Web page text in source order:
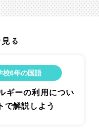
る
校6年の国語
ギーの利用につい
で解説しよう